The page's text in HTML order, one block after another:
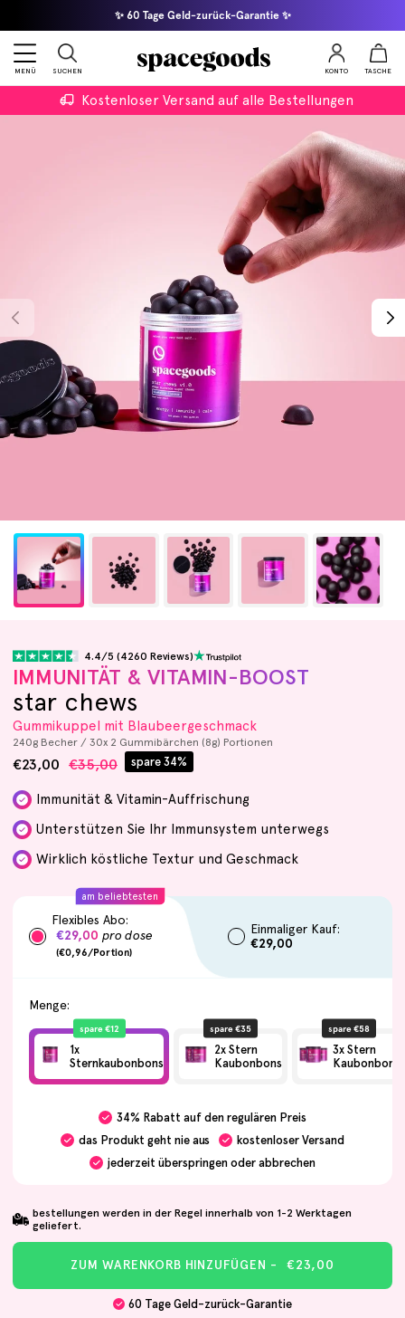
✨ 60 Tage Geld-zurück-Garantie ✨
MENÜ SUCHEN KONTO TASCHE
Kostenloser Versand auf alle Bestellungen
4.4/5 (4260 Reviews)
IMMUNITÄT & VITAMIN-BOOST
star chews
Gummikuppel mit Blaubeergeschmack
240g Becher / 30x 2 Gummibärchen (8g) Portionen
€23,00 €35,00 spare 34%
Immunität & Vitamin-Auffrischung
Unterstützen Sie Ihr Immunsystem unterwegs
Wirklich köstliche Textur und Geschmack
Flexibles Abo:
€29,00 pro dose
(€0,96/Portion)
Einmaliger Kauf:
€29,00
Menge:
spare €12
1x
Sternkaubonbons
spare €35
2x Stern
Kaubonbons
spare €58
3x Stern
Kaubonbons
34% Rabatt auf den regulären Preis
das Produkt geht nie aus
kostenloser Versand
jederzeit überspringen oder abbrechen
bestellungen werden in der Regel innerhalb von 1-2 Werktagen
geliefert.
ZUM WARENKORB HINZUFÜGEN - €23,00
60 Tage Geld-zurück-Garantie